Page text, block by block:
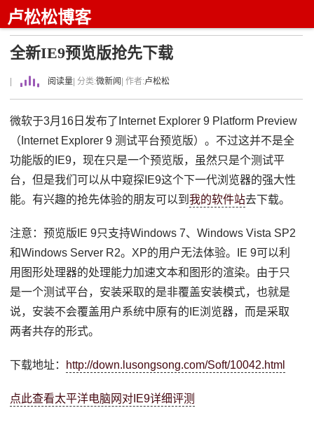
卢松松博客
全新IE9预览版抢先下载
阅读量 | 分类:微新闻 | 作者:卢松松
微软于3月16日发布了Internet Explorer 9 Platform Preview
（Internet Explorer 9 测试平台预览版）。不过这并不是全
功能版的IE9，现在只是一个预览版，虽然只是个测试平
台，但是我们可以从中窥探IE9这个下一代浏览器的强大性
能。有兴趣的抢先体验的朋友可以到我的软件站去下载。
注意：预览版IE 9只支持Windows 7、Windows Vista SP2
和Windows Server R2。XP的用户无法体验。IE 9可以利
用图形处理器的处理能力加速文本和图形的渲染。由于只
是一个测试平台，安装采取的是非覆盖安装模式，也就是
说，安装不会覆盖用户系统中原有的IE浏览器，而是采取
两者共存的形式。
下载地址： http://down.lusongsong.com/Soft/10042.html
点此查看太平洋电脑网对IE9详细评测